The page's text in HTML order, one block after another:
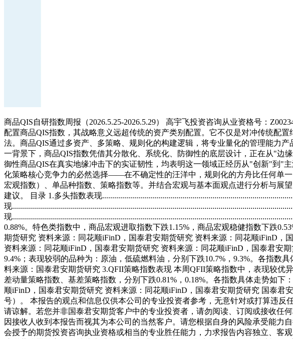
商品QIS自研指数周报（2026.5.25-2026.5.29） 高宇飞投资咨询从业资格号：
配置商品QIS指数，其战略意义远超传统的资产类别配置。它不仅是对冲传统配
法。商品QIS通过多资产、多策略、规则化的构建逻辑，将专业量化的管理能力
一背景下，商品QIS指数凭借其分散化、系统化、防御性的底层设计，正在从"边
御性商品QIS在真实地缘冲击下的实证韧性，均表明这一领域正经历从"创新"到"
化策略核心竞争力的必然选择——在不确定性的汪洋中，规则化的方舟比任何单
宏观指数）、单品种指数、策略指数等。并结合宏观与基本面观点进行分析与展
建议。 目录 1.多头指数表现
现
现
0.88%。特色类指数中，商品宏观进取指数下跌1.15%，商品宏观稳健指数下跌
期货研究 资料来源：同花顺iFinD，国泰君安期货研究 资料来源：同花顺iFinD
资料来源：同花顺iFinD，国泰君安期货研究 资料来源：同花顺iFinD，国泰君安
9.4%；表现较弱的品种为：原油，低硫燃料油，分别下跌10.7%，9.3%。各指数
料来源：国泰君安期货研究 3.QFII策略指数表现 本周QFII策略指数中，表现较优
差动量策略指数、基差策略指数，分别下跌0.81%，0.18%。各指数具体走势如
顺iFinD，国泰君安期货研究 资料来源：同花顺iFinD，国泰君安期货研究 国泰君
号）。 本报告的观点和信息仅供本公司的专业投资者参考，无意针对或打算违
请谅解。若您并非国泰君安期货客户中的专业投资者，请勿阅读、订阅或接收任
因接收人收到本报告而视其为本公司的当然客户。请您根据自身的风险承受能
会授予的期货投资咨询执业资格或相当的专业胜任能力，力求报告内容独立、客